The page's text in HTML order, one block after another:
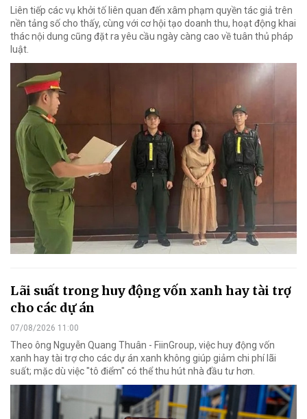
Liên tiếp các vụ khởi tố liên quan đến xâm phạm quyền tác giả trên
nền tảng số cho thấy, cùng với cơ hội tạo doanh thu, hoạt động khai
thác nội dung cũng đặt ra yêu cầu ngày càng cao về tuân thủ pháp
luật.
Lãi suất trong huy động vốn xanh hay tài trợ
cho các dự án
07/08/2026 11:00
Theo ông Nguyễn Quang Thuân - FiinGroup, việc huy động vốn
xanh hay tài trợ cho các dự án xanh không giúp giảm chi phí lãi
suất; mặc dù việc "tô điểm" có thể thu hút nhà đầu tư hơn.